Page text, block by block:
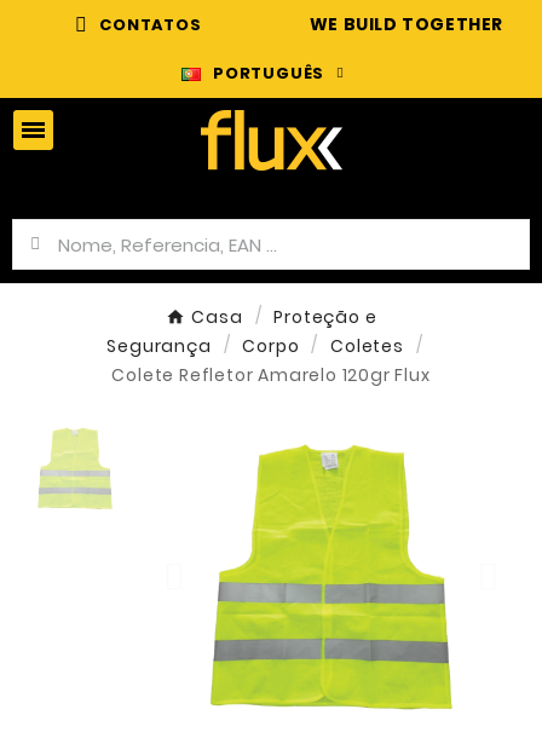
CONTATOS WE BUILD TOGETHER
PORTUGUÊS
Casa
Proteção e
Segurança
Corpo
Coletes
Colete Refletor Amarelo 120gr Flux